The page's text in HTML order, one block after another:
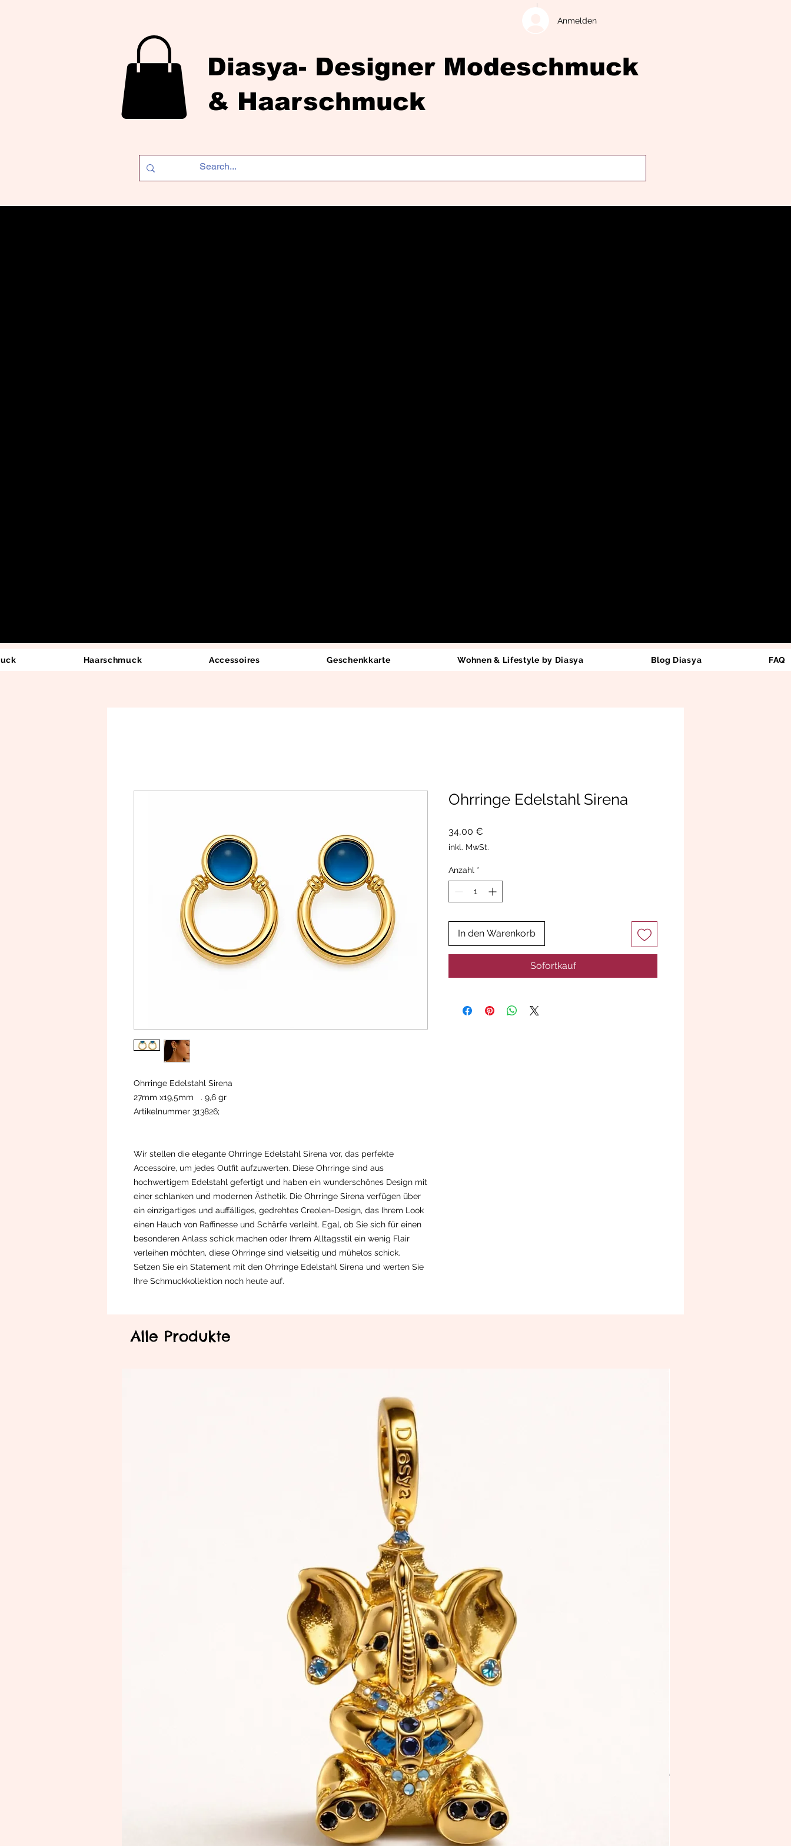
Anmelden
Diasya- Designer Modeschmuck
& Haarschmuck
Haarschmuck Accessoires Geschenkkarte Wohnen & Lifestyle by Diasya Blog Diasya FAQ
Ohrringe Edelstahl Sirena
27mm x19,5mm . 9,6 gr
Artikelnummer 313826;
Wir stellen die elegante Ohrringe Edelstahl Sirena vor, das perfekte
Accessoire, um jedes Outfit aufzuwerten. Diese Ohrringe sind aus
hochwertigem Edelstahl gefertigt und haben ein wunderschönes Design mit
einer schlanken und modernen Ästhetik. Die Ohrringe Sirena verfügen über
ein einzigartiges und auffälliges, gedrehtes Creolen-Design, das Ihrem Look
einen Hauch von Raffinesse und Schärfe verleiht. Egal, ob Sie sich für einen
besonderen Anlass schick machen oder Ihrem Alltagsstil ein wenig Flair
verleihen möchten, diese Ohrringe sind vielseitig und mühelos schick.
Setzen Sie ein Statement mit den Ohrringe Edelstahl Sirena und werten Sie
Ihre Schmuckkollektion noch heute auf.
Ohrringe Edelstahl Sirena
34,00 €
inkl. MwSt.
Anzahl *
In den Warenkorb
Sofortkauf
Alle Produkte